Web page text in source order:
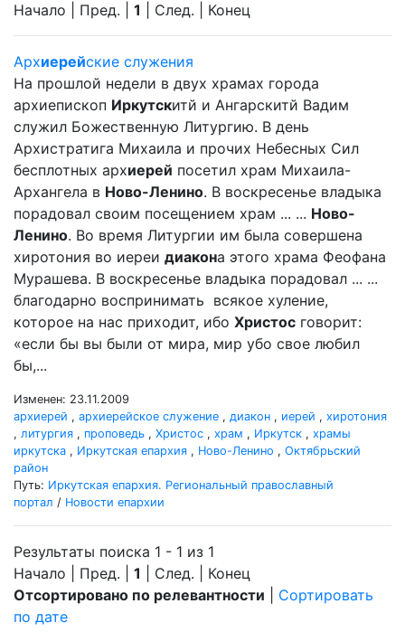
Начало | Пред. | 1 | След. | Конец
Архиерейские служения
На прошлой недели в двух храмах города
архиепископ Иркутскитй и Ангарскитй Вадим
служил Божественную Литургию. В день
Архистратига Михаила и прочих Небесных Сил
бесплотных архиерей посетил храм Михаила-
Архангела в Ново-Ленино. В воскресенье владыка
порадовал своим посещением храм ... ... Ново-
Ленино. Во время Литургии им была совершена
хиротония во иереи диакона этого храма Феофана
Мурашева. В воскресенье владыка порадовал ... ...
благодарно воспринимать всякое хуление,
которое на нас приходит, ибо Христос говорит:
«если бы вы были от мира, мир убо свое любил
бы,...
Изменен: 23.11.2009
архиерей , архиерейское служение , диакон , иерей , хиротония
, литургия , проповедь , Христос , храм , Иркутск , храмы
иркутска , Иркутская епархия , Ново-Ленино , Октябрьский
район
Путь: Иркутская епархия. Региональный православный
портал / Новости епархии
Результаты поиска 1 - 1 из 1
Начало | Пред. | 1 | След. | Конец
Отсортировано по релевантности
Сортировать
по дате